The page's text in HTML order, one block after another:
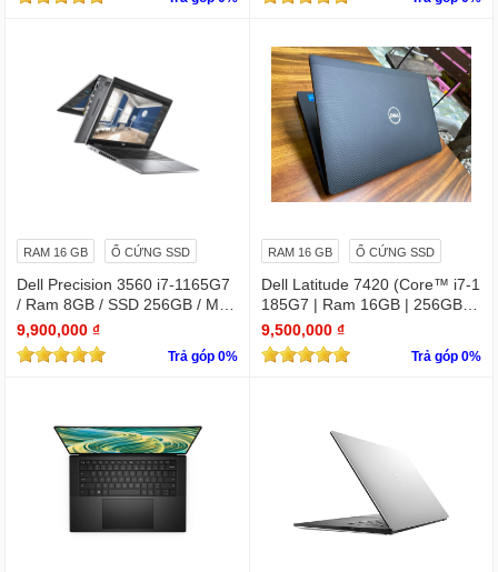
bản quyền
RAM 16 GB Ổ CỨNG SSD
Dell Precision 3560 i7-1165G7
/ Ram 8GB / SSD 256GB / Màn
15.6″ IPS Full HD 1920×1080 I
PS / VGA NVIDIA Quadro T500
9,900,000 ₫
Trả góp 0%
RAM 16 GB Ổ CỨNG SSD
Dell Latitude 7420 (Core™ i7-1
185G7 | Ram 16GB | 256GB S
SD | 14.0inch FHD)
9,500,000 ₫
Trả góp 0%